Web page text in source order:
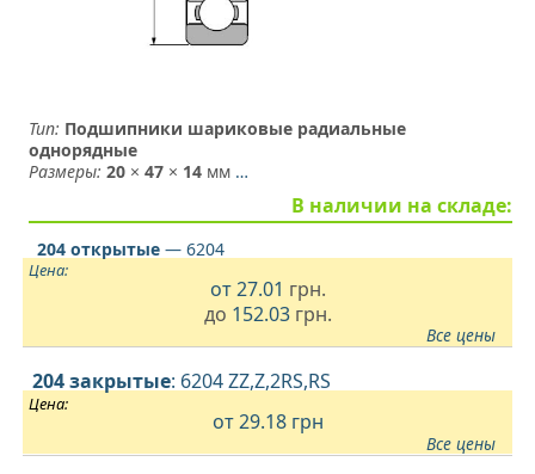
Тип: Подшипники шариковые радиальные
однорядные
Размеры: 20 ×47 × 14 мм …
В наличии на складе:
204 открытые — 6204
Цена:
от27.01 грн.
до 152.03 грн.
Все цены
204 закрытые: 6204 ZZ,Z,2RS,RS
Цена:
от 29.18грн
Все цены